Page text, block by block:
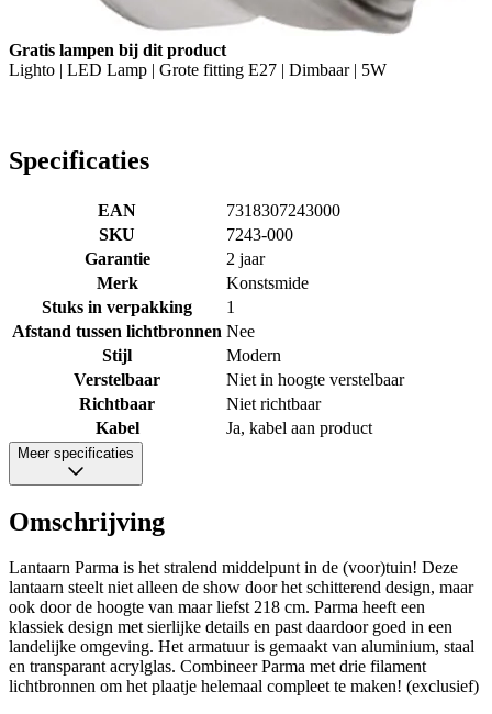
Gratis lampen bij dit product
Lighto | LED Lamp | Grote fitting E27 | Dimbaar | 5W
Specificaties
EAN
7318307243000
SKU
7243-000
Garantie
2 jaar
Merk
Konstsmide
Stuks in verpakking
1
Afstand tussen lichtbronnen Nee
Stijl
Modern
Verstelbaar
Niet in hoogte verstelbaar
Richtbaar
Niet richtbaar
Kabel
Ja, kabel aan product
Meer specificaties
Omschrijving
Lantaarn Parma is het stralend middelpunt in de (voor)tuin! Deze
lantaarn steelt niet alleen de show door het schitterend design, maar
ook door de hoogte van maar liefst 218 cm. Parma heeft een
klassiek design met sierlijke details en past daardoor goed in een
landelijke omgeving. Het armatuur is gemaakt van aluminium, staal
en transparant acrylglas. Combineer Parma met drie filament
lichtbronnen om het plaatje helemaal compleet te maken! (exclusief)